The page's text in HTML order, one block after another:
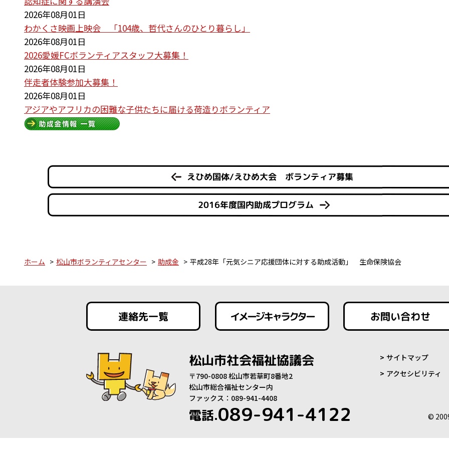
2026年08月01日
わかくさ映画上映会 「104歳、哲代さんのひとり暮らし」
2026年08月01日
2026愛媛FCボランティアスタッフ大募集！
2026年08月01日
伴走者体験参加大募集！
2026年08月01日
アジアやアフリカの困難な子供たちに届ける荷造りボランティア
えひめ国体/えひめ大会 ボランティア募集
2016年度国内助成プログラム
ホーム 松山市ボランティアセンター 助成金 平成28年「元気シニア応援団体に対する助成活動」 生命保険協会
連絡先一覧 イメージキャラクター お問い合わせ
松山市社会福祉協議会
〒790-0808 松山市若草町8番地2
松山市総合福祉センター内
ファックス：089-941-4408
電話.089-941-4122
サイトマップ
アクセシビリティ
©